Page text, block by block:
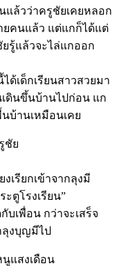
แล้วว่าครูชัยเคยหลอก
ยคนแล้ว แต่แกก็ได้แต่
รู้แล้วจะไล่แกออก
ด้เด็กเรียนสาวสวยมา
ดินขึ้นบ้านไปก่อน แก
บ้านเหมือนเคย
ชัย
เรียกเข้าจากลุงมี
ตูโรงเรียน”
บเพื่อน กว่าจะเสร็จ
งบุญมีไป
แสงเดือน